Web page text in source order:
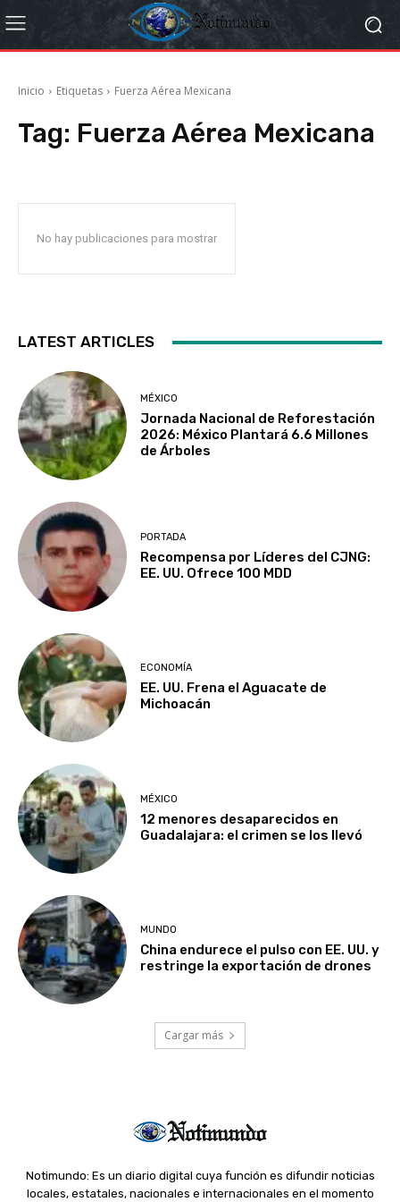
Inicio Etiquetas Fuerza Aérea Mexicana
Tag: Fuerza Aérea Mexicana
No hay publicaciones para mostrar
LATEST ARTICLES
MÉXICO
Jornada Nacional de Reforestación
2026: México Plantará 6.6 Millones
de Árboles
PORTADA
Recompensa por Líderes del CJNG:
EE. UU. Ofrece 100 MDD
ECONOMÍA
EE. UU. Frena el Aguacate de
Michoacán
MÉXICO
12 menores desaparecidos en
Guadalajara: el crimen se los llevó
MUNDO
China endurece el pulso con EE. UU. y
restringe la exportación de drones
Cargar más
Notimundo: Es un diario digital cuya función es difundir noticias
locales, estatales, nacionales e internacionales en el momento